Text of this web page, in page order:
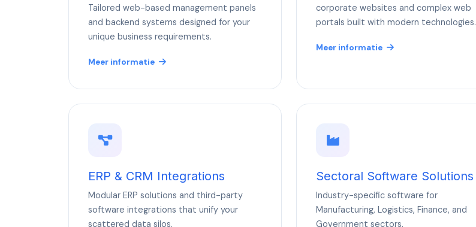
Tailored web-based management panels
and backend systems designed for your
unique business requirements.
Meer informatie
corporate websites and complex web
portals built with modern technologies.
Meer informatie
ERP & CRM Integrations
Modular ERP solutions and third-party
software integrations that unify your
scattered data silos.
Sectoral Software Solutions
Industry-specific software for
Manufacturing, Logistics, Finance, and
Government sectors.